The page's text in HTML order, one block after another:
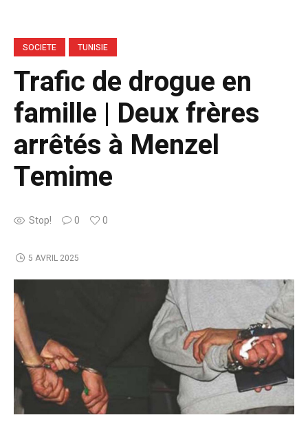
SOCIETE TUNISIE
Trafic de drogue en
famille | Deux frères
arrêtés à Menzel
Temime
Stop! 0 0
5 AVRIL 2025